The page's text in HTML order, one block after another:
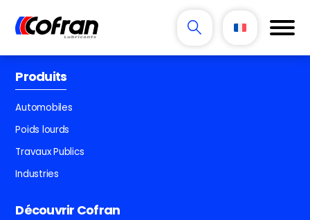
Produits
Automobiles
Poids lourds
Travaux Publics
Industries
Découvrir Cofran